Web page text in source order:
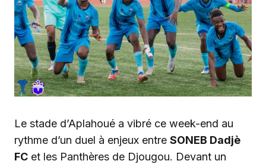
Le stade d’Aplahoué a vibré ce week-end au
rythme d’un duel à enjeux entre SONEB Dadjè
FC et les Panthères de Djougou. Devant un